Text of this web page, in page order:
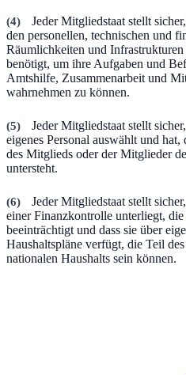
(4) Jeder Mitgliedstaat stellt
den personellen, technischen und
Räumlichkeiten und Infrastrukturen
benötigt, um ihre Aufgaben und
Amtshilfe, Zusammenarbeit und
wahrnehmen zu können.
(5) Jeder Mitgliedstaat stellt
eigenes Personal auswählt und
des Mitglieds oder der Mitglieder
untersteht.
(6) Jeder Mitgliedstaat stellt
einer Finanzkontrolle unterliegt,
beeinträchtigt und dass sie über
Haushaltspläne verfügt, die Teil
nationalen Haushalts sein können.